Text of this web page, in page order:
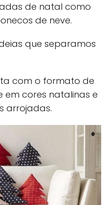
de natal como
de neve.
que separamos
com o formato de
em cores natalinas e
arrojadas.